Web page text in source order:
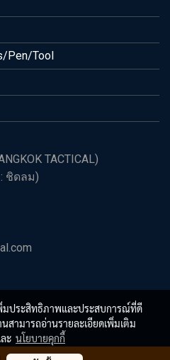
Pen/Tool
TACTICAL)
ชิดลม)
มประสิทธิภาพและประสบการณ์ที่ดี
สามารถอ่านรายละเอียดเพิ่มเติม
ะ นโยบายคุกกี้